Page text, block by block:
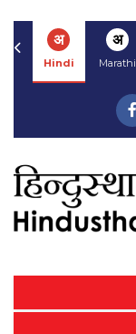
अ
Hindi
अ
Marathi